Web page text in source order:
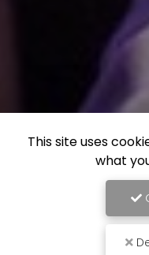
This site uses
what